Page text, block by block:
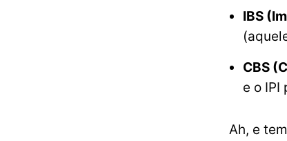
IBS
CBS
e o IPI
Ah, e